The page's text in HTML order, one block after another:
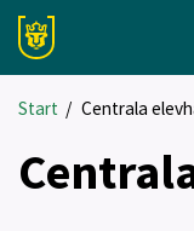
Start / Centrala